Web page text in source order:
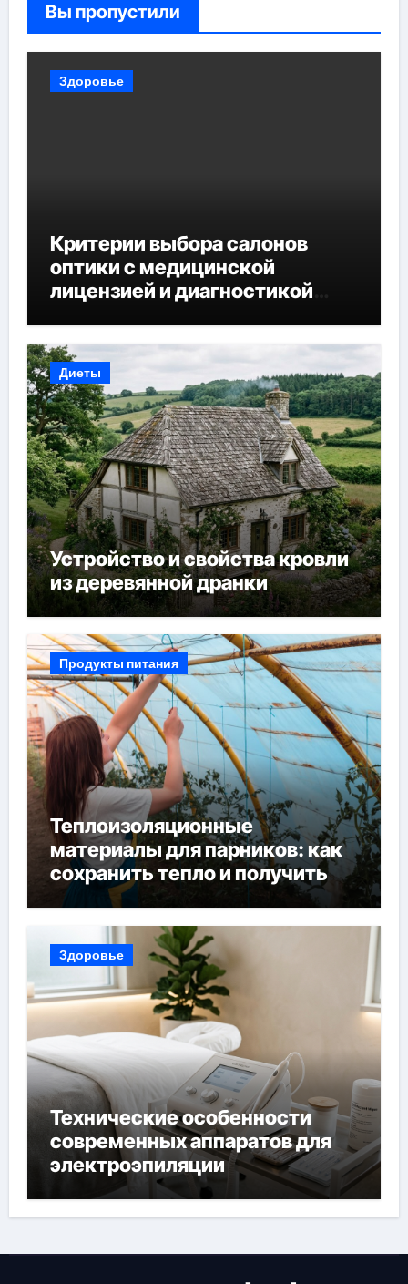
Вы пропустили
Здоровье
Критерии выбора салонов
оптики с медицинской
лицензией и диагностикой
Диеты
Устройство и свойства кровли
из деревянной дранки
Продукты питания
Теплоизоляционные
материалы для парников: как
сохранить тепло и получить
богатый урожай
Здоровье
Технические особенности
современных аппаратов для
электроэпиляции